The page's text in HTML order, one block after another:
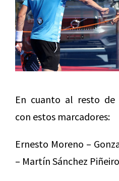
En cuanto al resto
con estos marcadores:
Ernesto Moreno –
– Martín Sánchez